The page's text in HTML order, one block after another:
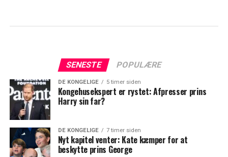
SENESTE POPULÆRE
DE KONGELIGE 5 timer siden
Kongehusekspert er rystet: Afpresser prins
Harry sin far?
DE KONGELIGE 7 timer siden
Nyt kapitel venter: Kate kæmper for at
beskytte prins George